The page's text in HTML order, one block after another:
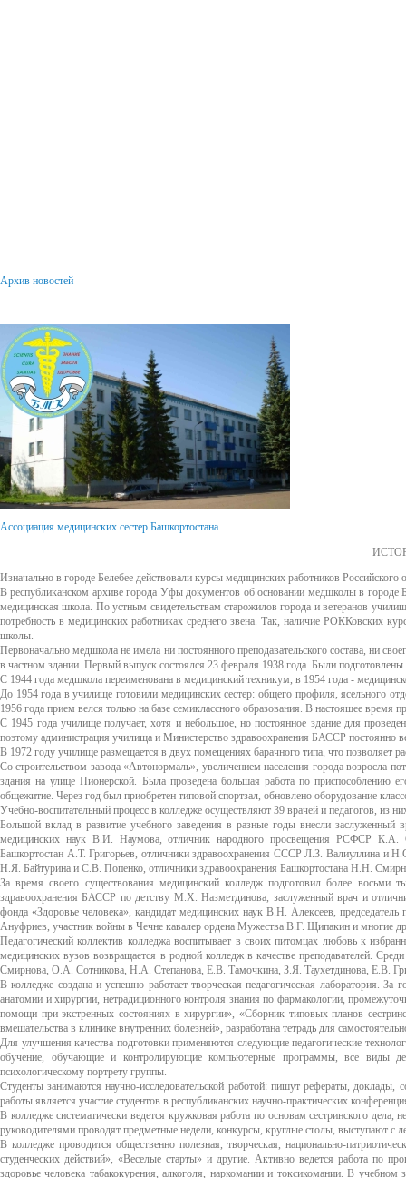
Архив новостей
Ассоциация медицинских сестер Башкортостана
Изначально в городе Белебее действовали курсы медицинских работников
В республиканском архиве города Уфы документов об основании медшколы в городе
медицинская школа. По устным свидетельствам старожилов города и ветеранов
потребность в медицинских работниках среднего звена. Так, наличие РОККовских
школы.
Первоначально медшкола не имела ни постоянного преподавательского состава, ни
в частном здании. Первый выпуск состоялся 23 февраля 1938 года. Были
С 1944 года медшкола переименована в медицинский техникум, в 1954 года -
До 1954 года в училище готовили медицинских сестер: общего профиля, ясельного
1956 года прием велся только на базе семиклассного образования. В настоящее время
С 1945 года училище получает, хотя и небольшое, но постоянное здание для
поэтому администрация училища и Министерство здравоохранения БАССР постоянно
В 1972 году училище размещается в двух помещениях барачного типа, что позволяет
Со строительством завода «Автонормаль», увеличением населения города возросла
здания на улице Пионерской. Была проведена большая работа по приспособлению
общежитие. Через год был приобретен типовой спортзал, обновлено оборудование
Учебно-воспитательный процесс в колледже осуществляют 39 врачей и педагогов,
Большой вклад в развитие учебного заведения в разные годы внесли
медицинских наук В.И. Наумова, отличник народного просвещения РСФСР К.А.
Башкортостан А.Т. Григорьев, отличники здравоохранения СССР Л.З. Валиуллина
Н.Я. Байтурина и С.В. Попенко, отличники здравоохранения Башкортостана Н.Н.
За время своего существования медицинский колледж подготовил более восьми
здравоохранения БАССР по детству М.X. Назметдинова, заслуженный врач и
фонда «Здоровье человека», кандидат медицинских наук В.Н. Алексеев,
Ануфриев, участник войны в Чечне кавалер ордена Мужества В.Г. Щипакин и многие
Педагогический коллектив колледжа воспитывает в своих питомцах любовь к
медицинских вузов возвращается в родной колледж в качестве преподавателей.
Смирнова, О.А. Сотникова, Н.А. Степанова, Е.В. Тамочкина, З.Я. Таухетдинова, Е.В.
В колледже создана и успешно работает творческая педагогическая лаборатория.
анатомии и хирургии, нетрадиционного контроля знания по фармакологии,
помощи при экстренных состояниях в хирургии», «Сборник типовых планов
вмешательства в клинике внутренних болезней», разработана тетрадь для
Для улучшения качества подготовки применяются следующие педагогические
обучение, обучающие и контролирующие компьютерные программы, все виды
психологическому портрету группы.
Студенты занимаются научно-исследовательской работой: пишут рефераты,
работы является участие студентов в республиканских научно-практических
В колледже систематически ведется кружковая работа по основам сестринского
руководителями проводят предметные недели, конкурсы, круглые столы, выступают с
В колледже проводится общественно полезная, творческая, национально-
студенческих действий», «Веселые старты» и другие. Активно ведется работа по
здоровье человека табакокурения, алкоголя, наркомании и токсикомании. В